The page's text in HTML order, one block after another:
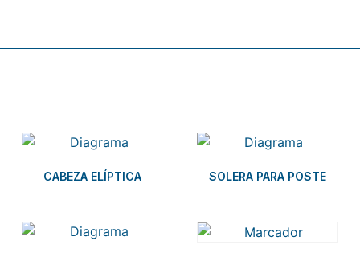
CABEZA ELÍPTICA SOLERA PARA POSTE